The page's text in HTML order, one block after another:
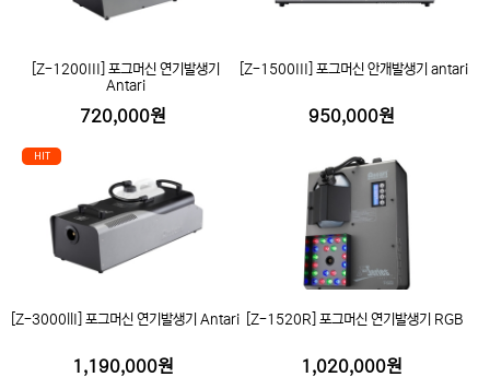
[Z-1200III] 포그머신 연기발생기
Antari
720,000원
[Z-1500III] 포그머신 안개발생기 antari
950,000원
HIT
[Z-3000llI] 포그머신 연기발생기 Antari
1,190,000원
[Z-1520R] 포그머신 연기발생기 RGB
1,020,000원